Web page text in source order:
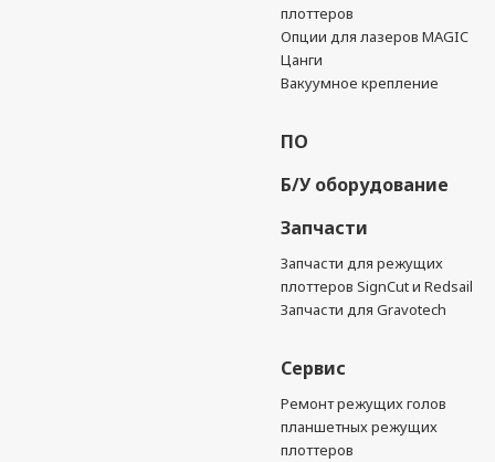
плоттеров
Опции для лазеров MAGIC
Цанги
Вакуумное крепление
ПО
Б/У оборудование
Запчасти
Запчасти для режущих
плоттеров SignCut и Redsail
Запчасти для Gravotech
Сервис
Ремонт режущих голов
планшетных режущих
плоттеров